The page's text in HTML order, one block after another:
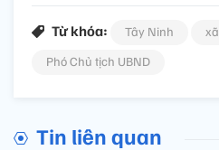
Từ khóa: Tây Ninh xã
Phó Chủ tịch UBND
Tin liên quan